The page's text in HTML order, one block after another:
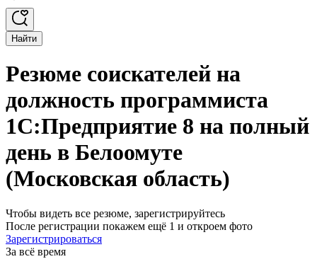
Найти
Резюме соискателей на
должность программиста
1С:Предприятие 8 на полный
день в Белоомуте
(Московская область)
Чтобы видеть все резюме, зарегистрируйтесь
После регистрации покажем ещё 1 и откроем фото
Зарегистрироваться
За всё время